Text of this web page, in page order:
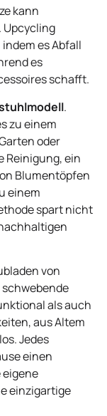
kann
es Abfall
es
schafft.
.
zu einem
oder
Reinigung, ein
Blumentöpfen
einem
spart nicht
von
als auch
aus Altem
Jedes
einen
einzigartige